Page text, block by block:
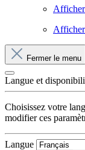
Fermer le menu
Langue et
Choisissez votre
modifier ces
Langue